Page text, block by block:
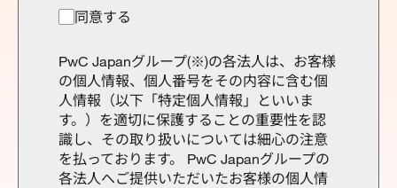
同意する
PwC Japanグループ(※)の各法人は、お客様
の個人情報、個人番号をその内容に含む個
人情報（以下「特定個人情報」といいま
す。）を適切に保護することの重要性を認
識し、その取り扱いについては細心の注意
を払っております。 PwC Japanグループの
各法人へご提供いただいたお客様の個人情